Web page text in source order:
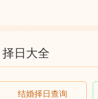
择日大全
结婚择日查询